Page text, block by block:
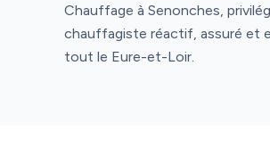
Chauffage à Senonches,
chauffagiste réactif, assuré et
tout le Eure-et-Loir.